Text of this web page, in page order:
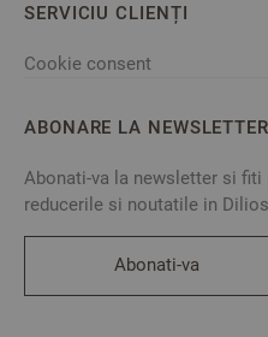
SERVICIU CLIENȚI
Cookie consent
ABONARE LA NEWSLETTER
Abonati-va la newsletter si
reducerile si noutatile in Dilios
Abonati-va